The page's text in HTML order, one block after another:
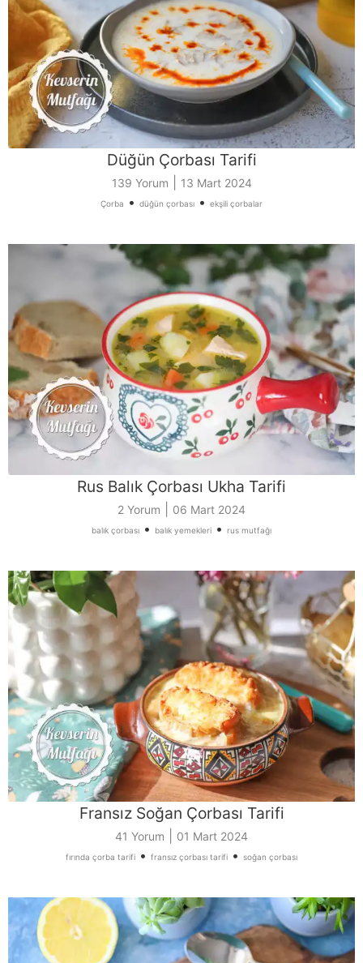
Düğün Çorbası Tarifi
139 Yorum 13 Mart 2024
Çorba • düğün çorbası • ekşili çorbalar
Rus Balık Çorbası Ukha Tarifi
2 Yorum 06 Mart 2024
balık çorbası • balık yemekleri • rus mutfağı
Fransız Soğan Çorbası Tarifi
41 Yorum 01 Mart 2024
fırında çorba tarifi • fransız çorbası tarifi • soğan çorbası